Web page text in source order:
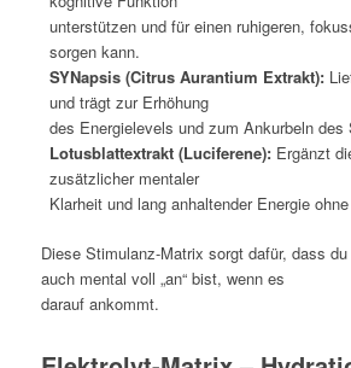
unterstützen und für einen ruhigeren,
sorgen kann.
SYNapsis (Citrus Aurantium Extrakt):
und trägt zur Erhöhung
des Energielevels und zum Ankurbeln des
Lotusblattextrakt (Luciferene):Ergänzt
zusätzlicher mentaler
Klarheit und lang anhaltender Energie
Diese Stimulanz-Matrix sorgt dafür, dass
auch mental voll „an“ bist, wenn es
darauf ankommt.